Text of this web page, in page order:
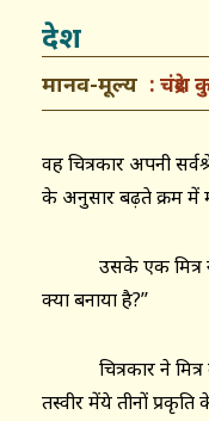
देश
मानव-मूल्य चंद्रेश
वह चित्रकार अपनी
के अनुसार बढ़ते क्रम में
उसके एक मित्र ने
क्या बनाया है?’’
चित्रकार ने मित्र
तस्वीर मेंये तीनों